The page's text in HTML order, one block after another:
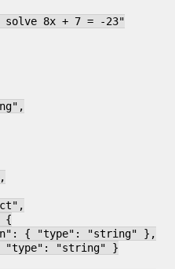
8x + 7 = -23"
"string" },
"string" }